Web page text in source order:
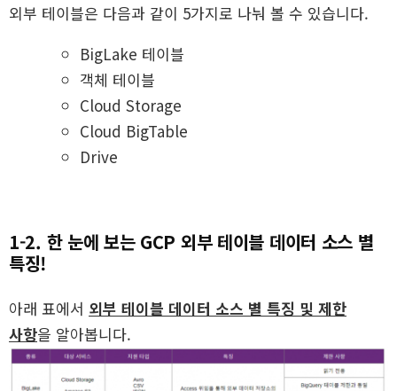
외부 테이블은 다음과 같이 5가지로 나눠 볼 수 있습니다.
BigLake 테이블
객체 테이블
Cloud Storage
Cloud BigTable
Drive
1-2. 한 눈에 보는 GCP 외부 테이블 데이터 소스 별
특징!
아래 표에서 외부 테이블 데이터 소스 별 특징 및 제한
사항을 알아봅니다.